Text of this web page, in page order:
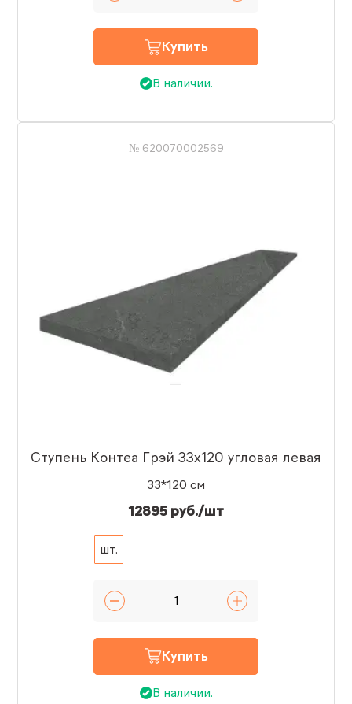
Купить
В наличии.
№ 620070002569
Ступень Контеа Грэй 33x120 угловая левая
33*120 см
12895 руб./шт
шт.
Купить
В наличии.